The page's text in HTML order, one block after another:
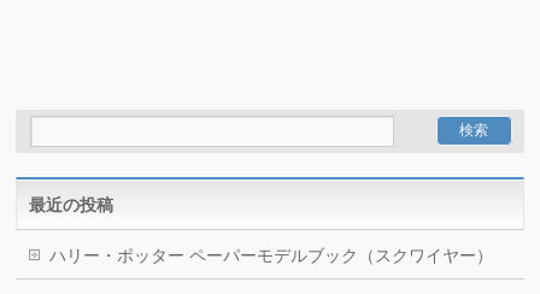
最近の投稿
ハリー・ポッター ペーパーモデルブック（スクワイヤー）